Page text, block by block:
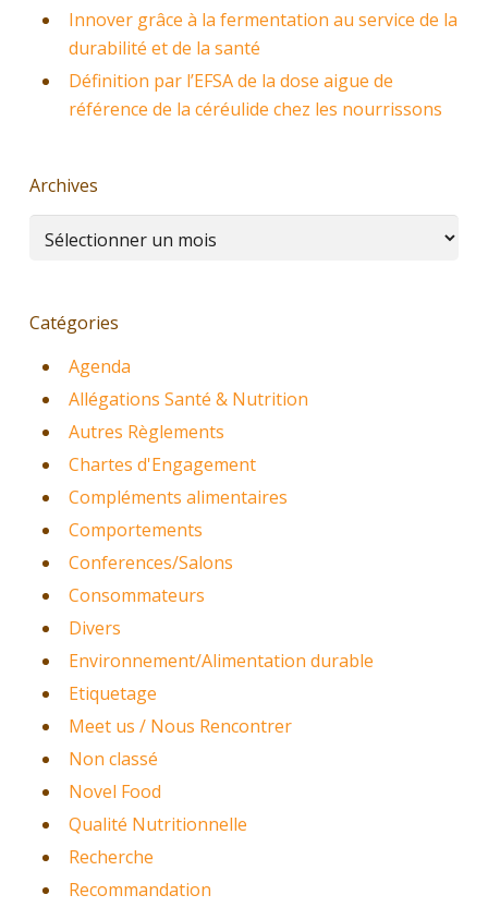
Innover grâce à la fermentation au service de la
durabilité et de la santé
Définition par l’EFSA de la dose aigue de
référence de la céréulide chez les nourrissons
Archives
Archives
Catégories
Agenda
Allégations Santé & Nutrition
Autres Règlements
Chartes d'Engagement
Compléments alimentaires
Comportements
Conferences/Salons
Consommateurs
Divers
Environnement/Alimentation durable
Etiquetage
Meet us / Nous Rencontrer
Non classé
Novel Food
Qualité Nutritionnelle
Recherche
Recommandation